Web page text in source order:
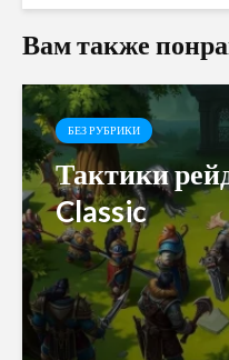
Вам также
БЕЗ РУБРИКИ
Тактики
Classic